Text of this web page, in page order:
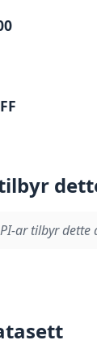
ar tilbyr dette